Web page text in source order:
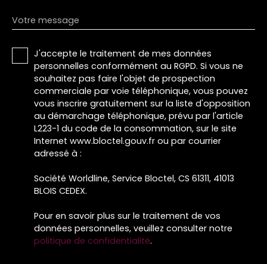
Votre message
J'accepte le traitement de mes données
personnelles conformément au RGPD. Si vous ne
souhaitez pas faire l'objet de prospection
commerciale par voie téléphonique, vous pouvez
vous inscrire gratuitement sur la liste d'opposition
au démarchage téléphonique, prévu par l'article
L223-1 du code de la consommation, sur le site
Internet www.bloctel.gouv.fr ou par courrier
adressé à :
Société Worldline, Service Bloctel, CS 61311, 41013
BLOIS CEDEX.
Pour en savoir plus sur le traitement de vos
données personnelles, veuillez consulter notre
politique de confidentialité.